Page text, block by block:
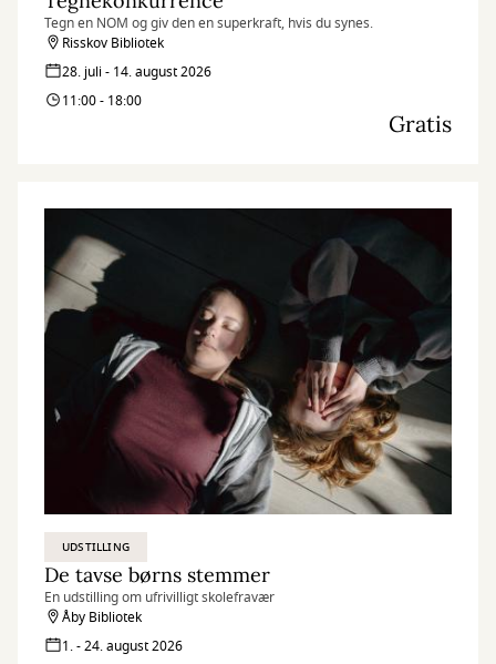
Tegn en NOM og giv den en superkraft, hvis du synes.
Risskov Bibliotek
28. juli - 14. august 2026
11:00 - 18:00
Gratis
UDSTILLING
De tavse børns stemmer
En udstilling om ufrivilligt skolefravær
Åby Bibliotek
1. - 24. august 2026